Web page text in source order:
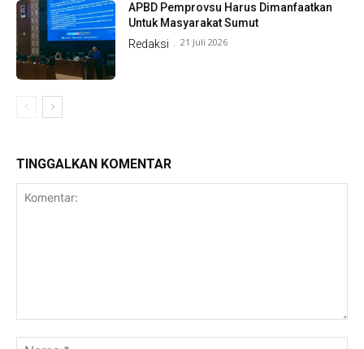
APBD Pemprovsu Harus Dimanfaatkan
Untuk Masyarakat Sumut
Redaksi - 21 Juli 2026
TINGGALKAN KOMENTAR